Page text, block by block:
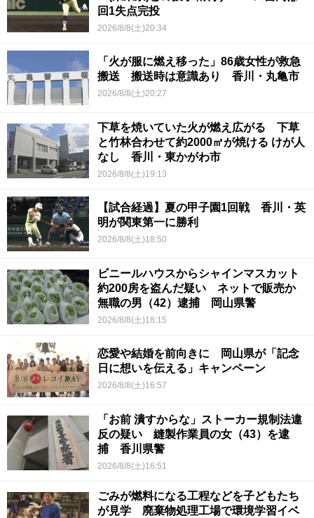
回1失点完投
2026/8/8(土)20:34
「火が服に燃え移った」86歳女性が救急
搬送 搬送時は意識あり 香川・丸亀市
2026/8/8(土)20:27
下草を焼いていた火が燃え広がる 下草
と竹林合わせて約2000㎡が焼ける けが人
なし 香川・東かがわ市
2026/8/8(土)19:13
【試合経過】夏の甲子園1回戦 香川・英
明が関東第一に勝利
2026/8/8(土)18:50
ビニールハウスからシャインマスカット
約200房を盗んだ疑い ネットで販売か
無職の男（42）逮捕 岡山県警
2026/8/8(土)18:15
恋愛や結婚を前向きに 岡山県が「記念
日に想いを伝える」キャンペーン
2026/8/8(土)16:57
「お前 潰すからな」ストーカー規制法違
反の疑い 縫製作業員の女（43）を逮
捕 香川県警
2026/8/8(土)16:51
ごみが燃料になる工程などを子どもたち
が見学 廃棄物処理工場で環境学習イベ